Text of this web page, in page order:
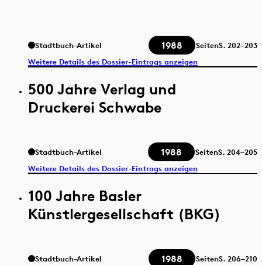
Stadtbuch-Artikel 1988 SeitenS. 202–203
Weitere Details des Dossier-Eintrags anzeigen
500 Jahre Verlag und
Druckerei Schwabe
Stadtbuch-Artikel 1988 SeitenS. 204–205
Weitere Details des Dossier-Eintrags anzeigen
100 Jahre Basler
Künstlergesellschaft (BKG)
Stadtbuch-Artikel 1988 SeitenS. 206–210